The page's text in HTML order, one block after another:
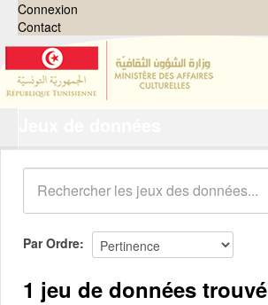
Connexion
Contact
Organisations
Groupes
Demandes 0
À propos
Par Ordre
1 jeu de données trouvé